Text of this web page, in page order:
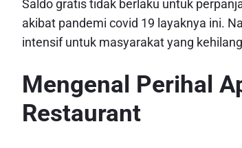
Saldo gratis tidak berlaku untuk
akibat pandemi covid 19 layaknya ini.
intensif untuk masyarakat yang
Mengenal Perihal
Restaurant